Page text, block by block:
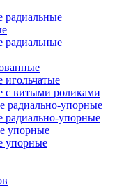
витыми роликами
упорные
упорные
упорные
упорные